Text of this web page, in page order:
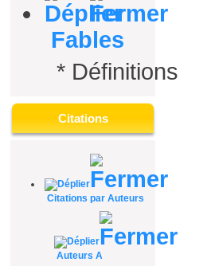
Fables
* Définitions
Citations
Citations par Auteurs
Auteurs A